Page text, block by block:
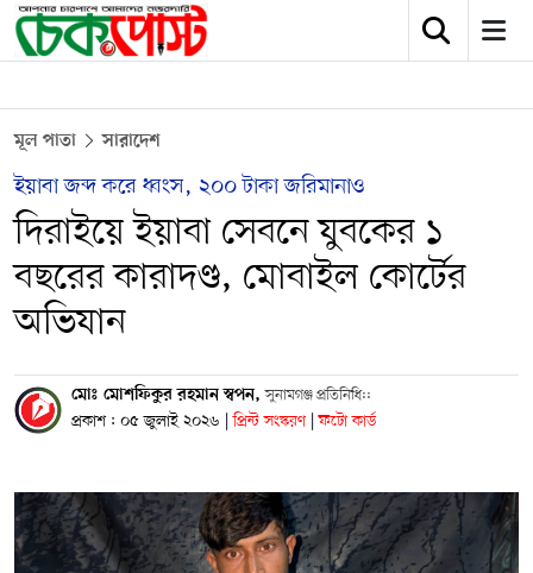
মূল পাতা সারাদেশ
ইয়াবা জব্দ করে ধ্বংস, ২০০ টাকা জরিমানাও
দিরাইয়ে ইয়াবা সেবনে যুবকের ১
বছরের কারাদণ্ড, মোবাইল কোর্টের
অভিযান
মোঃ মোশফিকুর রহমান স্বপন,সুনামগঞ্জ প্রতিনিধি::
প্রকাশ : ০৫ জুলাই ২০২৬ | প্রিন্ট সংস্করণ | ফটো কার্ড